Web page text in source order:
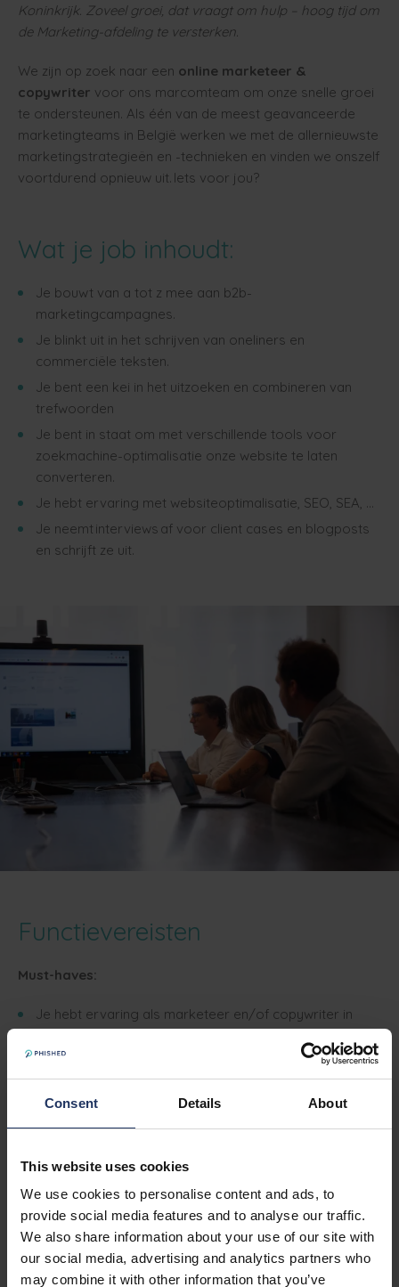
Consent Details About
This website uses cookies
We use cookies to personalise content and ads, to
provide social media features and to analyse our traffic.
We also share information about your use of our site with
our social media, advertising and analytics partners who
may combine it with other information that you’ve
Koninkrijk. Zoveel groei, dat vraagt om hulp – hoog tijd om
de Marketing-afdeling te versterken.
We zijn op zoek naar een online marketeer &
copywriter voor ons marcomteam om onze snelle groei
te ondersteunen. Als één van de meest geavanceerde
marketingteams in België werken we met de allernieuwste
marketingstrategieën en -technieken en vinden we onszelf
voortdurend opnieuw uit. Iets voor jou?
Wat je job inhoudt:
Je bouwt van a tot z mee aan b2b-
marketingcampagnes.
Je blinkt uit in het schrijven van oneliners en
commerciële teksten.
Je bent een kei in het uitzoeken en combineren van
trefwoorden
Je bent in staat om met verschillende tools voor
zoekmachine-optimalisatie onze website te laten
converteren.
Je hebt ervaring met websiteoptimalisatie, SEO, SEA, …
Je neemt interviews af voor client cases en blogposts
en schrijft ze uit.
Functievereisten
Must-haves:
Je hebt ervaring als marketeer en/of copywriter in
Je schrijft graag en vlot.
als het aankomt op digitale ads.
Naast Nederlands ben je behoorlijk goed in Engels.
aanpassen aan verschillende doelgroepen.
We verwachten een korte maar krachtige motivatie
waarom jij onze M/V/X bent, je huidige activiteit en